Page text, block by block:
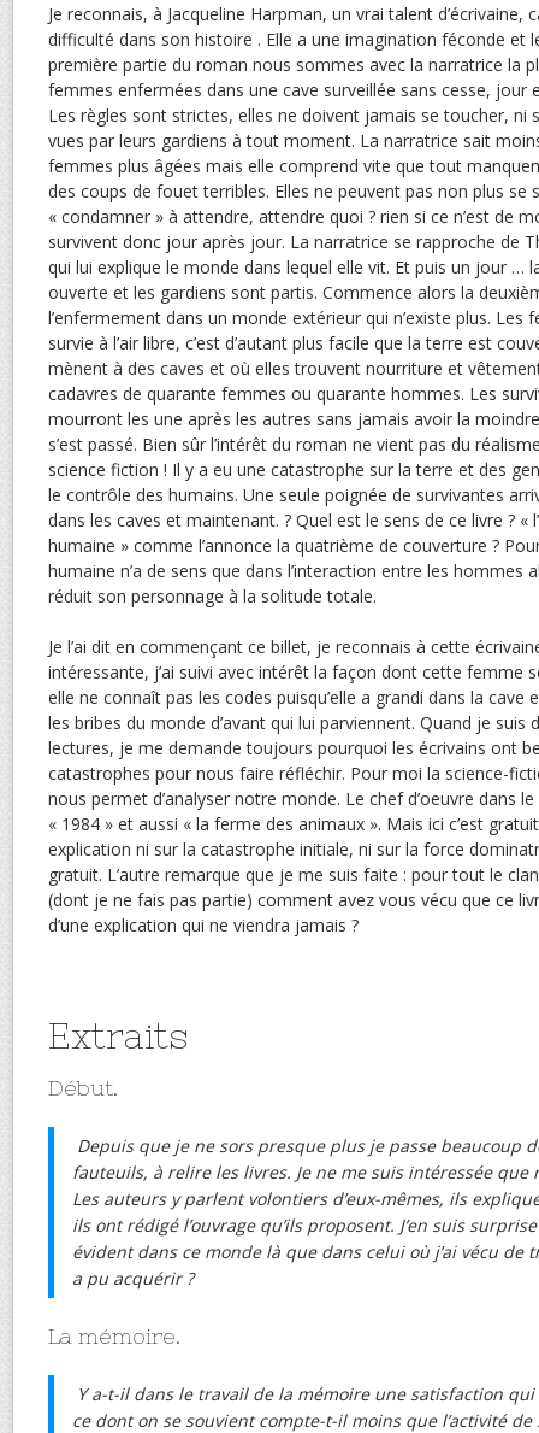
Je reconnais, à Jacqueline Harpman, un vrai talent d’écrivaine,
difficulté dans son histoire . Elle a une imagination féconde et
première partie du roman nous sommes avec la narratrice la
femmes enfermées dans une cave surveillée sans cesse, jour
Les règles sont strictes, elles ne doivent jamais se toucher, ni
vues par leurs gardiens à tout moment. La narratrice sait
femmes plus âgées mais elle comprend vite que tout
des coups de fouet terribles. Elles ne peuvent pas non plus se
« condamner » à attendre, attendre quoi ? rien si ce n’est de
survivent donc jour après jour. La narratrice se rapproche de
qui lui explique le monde dans lequel elle vit. Et puis un jour …
ouverte et les gardiens sont partis. Commence alors la
l’enfermement dans un monde extérieur qui n’existe plus. Les
survie à l’air libre, c’est d’autant plus facile que la terre est
mènent à des caves et où elles trouvent nourriture et
cadavres de quarante femmes ou quarante hommes. Les
mourront les une après les autres sans jamais avoir la
s’est passé. Bien sûr l’intérêt du roman ne vient pas du
science fiction ! Il y a eu une catastrophe sur la terre et des
le contrôle des humains. Une seule poignée de survivantes
dans les caves et maintenant. ? Quel est le sens de ce livre ? «
humaine » comme l’annonce la quatrième de couverture ?
humaine n’a de sens que dans l’interaction entre les hommes
réduit son personnage à la solitude totale.
Je l’ai dit en commençant ce billet, je reconnais à cette
intéressante, j’ai suivi avec intérêt la façon dont cette femme
elle ne connaît pas les codes puisqu’elle a grandi dans la cave
les bribes du monde d’avant qui lui parviennent. Quand je suis
lectures, je me demande toujours pourquoi les écrivains ont
catastrophes pour nous faire réfléchir. Pour moi la science-
nous permet d’analyser notre monde. Le chef d’oeuvre dans
« 1984 » et aussi « la ferme des animaux ». Mais ici c’est
explication ni sur la catastrophe initiale, ni sur la force
gratuit. L’autre remarque que je me suis faite : pour tout le
(dont je ne fais pas partie) comment avez vous vécu que ce
d’une explication qui ne viendra jamais ?
Extraits
Début.
Depuis que je ne sors presque plus je passe beaucoup
fauteuils, à relire les livres. Je ne me suis intéressée que
Les auteurs y parlent volontiers d’eux-mêmes, ils
ils ont rédigé l’ouvrage qu’ils proposent. J’en suis
évident dans ce monde là que dans celui où j’ai vécu de
a pu acquérir ?
La mémoire.
Y a-t-il dans le travail de la mémoire une satisfaction
ce dont on se souvient compte-t-il moins que l’activité de